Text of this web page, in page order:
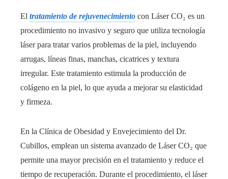
El tratamiento de rejuvenecimiento con Láser CO₂ es un
procedimiento no invasivo y seguro que utiliza tecnología
láser para tratar varios problemas de la piel, incluyendo
arrugas, líneas finas, manchas, cicatrices y textura
irregular. Este tratamiento estimula la producción de
colágeno en la piel, lo que ayuda a mejorar su elasticidad
y firmeza.
En la Clínica de Obesidad y Envejecimiento del Dr.
Cubillos, emplean un sistema avanzado de Láser CO₂ que
permite una mayor precisión en el tratamiento y reduce el
tiempo de recuperación. Durante el procedimiento, el láser